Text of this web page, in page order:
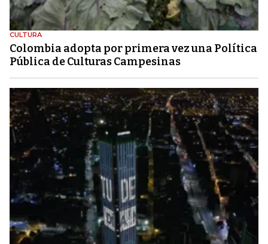
CULTURA
Colombia adopta por primera vez una Política
Pública de Culturas Campesinas